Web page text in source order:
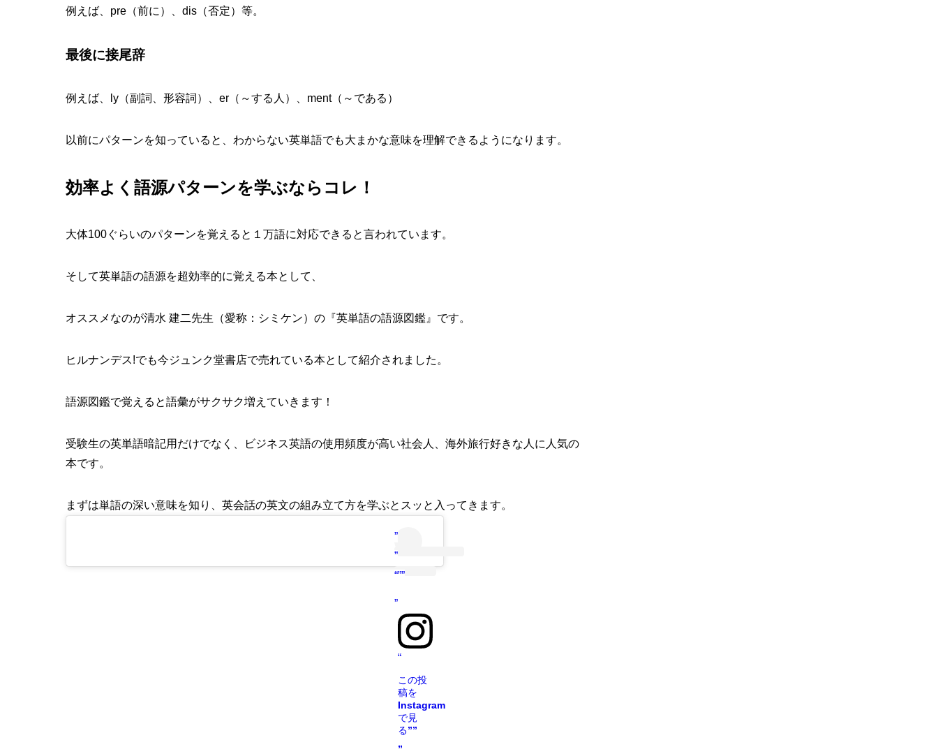
例えば、pre（前に）、dis（否定）等。
最後に接尾辞
例えば、ly（副詞、形容詞）、er（～する人）、ment（～である）
以前にパターンを知っていると、わからない英単語でも大まかな意味を理解できるようになります。
効率よく語源パターンを学ぶならコレ！
大体100ぐらいのパターンを覚えると１万語に対応できると言われています。
そして英単語の語源を超効率的に覚える本として、
オススメなのが清水 建二先生（愛称：シミケン）の『英単語の語源図鑑』 です。
ヒルナンデス!でも今ジュンク堂書店で売れている本として紹介されました。
語源図鑑で覚えると語彙がサクサク増えていきます！
受験生の英単語暗記用だけでなく、ビジネス英語の使用頻度が高い社会人、海外旅行好きな人に人気の
本です。
まずは単語の深い意味を知り、英会話の英文の組み立て方を学ぶとスッと入ってきます。
”
”
“””
”
“
この投
稿を
Instagram
で見
る””
”